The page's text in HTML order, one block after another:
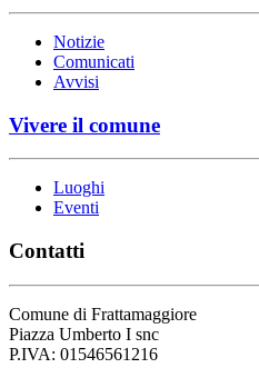
Notizie
Comunicati
Avvisi
Vivere il comune
Luoghi
Eventi
Contatti
Comune di Frattamaggiore
Piazza Umberto I snc
P.IVA: 01546561216